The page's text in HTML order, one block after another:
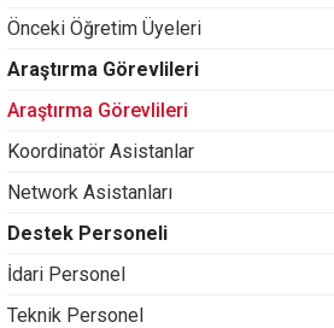
Önceki Öğretim Üyeleri
Araştırma Görevlileri
Araştırma Görevlileri
Koordinatör Asistanlar
Network Asistanları
Destek Personeli
İdari Personel
Teknik Personel